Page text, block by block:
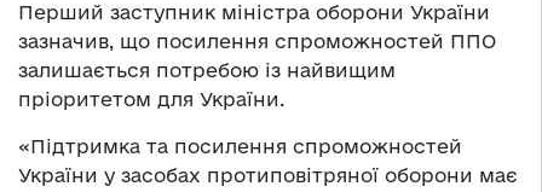
Перший заступник міністра оборони України
зазначив, що посилення спроможностей ППО
залишається потребою із найвищим
пріоритетом для України.
«Підтримка та посилення спроможностей
України у засобах протиповітряної оборони має